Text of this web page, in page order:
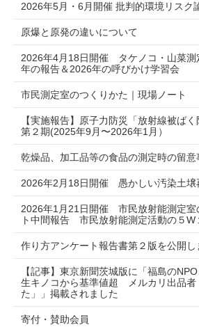
2026年5月・6月開催 批判的環境リスク
原爆と原発の違いについて
2026年4月18日開催 タケノコ・山菜測
年の報告＆2026年の呼びかけ学習会
市民測定室のつくりかた｜現場ノート
【実施報告】原子力防災「放射線被ば
第２期(2025年9月〜2026年1月）
乾燥品、加工品等の食品の測定時の留意
2026年2月18日開催 愚かしい汚染土壌
2026年1月21日開催 市民放射能測定室
ト中間報告 市民放射能測定活動の５W
作り方アンケート報告書第２版を公開し
【記事】東京新聞茨城版に「福島の
生キノコから基準値超 メルカリ出品者
た」」掲載されました
寄付・賛助会員